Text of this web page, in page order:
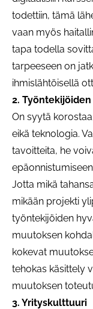
todettiin, tämä
vaan myös
tapa todella
tarpeeseen on
ihmislähtöisellä
2.
On syytä
eikä teknologia.
tavoitteita, he
Jotta mikä
mikään projekti
työntekijöiden
muutoksen
kokevat
tehokas käsittely
muutoksen
3. Yrityskulttuuri